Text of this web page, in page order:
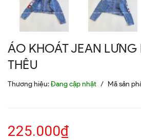
ÁO KHOÁT JEAN LƯNG
THÊU
Thương hiệu:Đang cập nhật / Mã sản
225.000₫